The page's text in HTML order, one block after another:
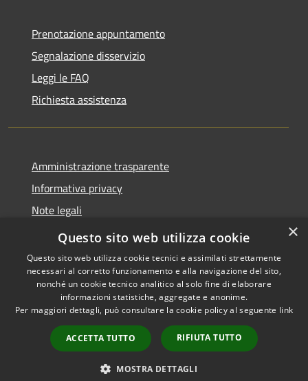
Prenotazione appuntamento
Segnalazione disservizio
Leggi le FAQ
Richiesta assistenza
Amministrazione trasparente
Informativa privacy
Note legali
Dichiarazione di accessibilità
Accessibilità
Copyright © 2026 • Comune di
Castiglione della Pescaia •
Powered byMunicipium
Accesso redazione
×
Questo sito web utilizza cookie
Questo sito web utilizza cookie tecnici e assimilati strettamente
necessari al corretto funzionamento e alla navigazione del sito,
nonché un cookie tecnico analitico al solo fine di elaborare
informazioni statistiche, aggregate e anonime.
Per maggiori dettagli, può consultare la cookie policy al seguente link
ACCETTA TUTTO RIFIUTA TUTTO
MOSTRA DETTAGLI